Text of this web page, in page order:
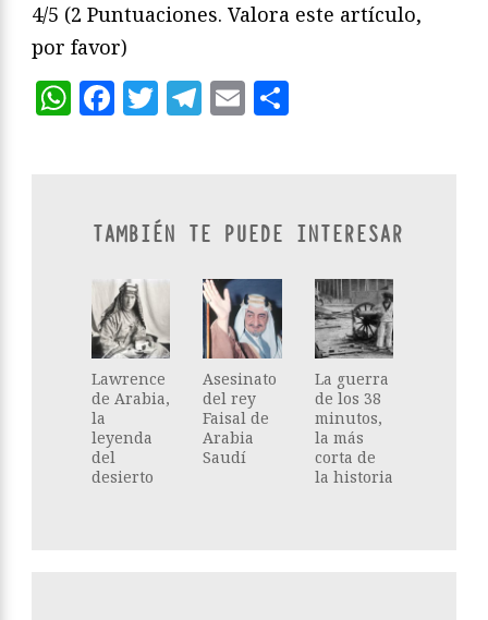
4/5 (2 Puntuaciones. Valora este artículo,
por favor)
WhatsApp
Facebook
Twitter
Telegram
Email
TAMBIÉN TE PUEDE INTERESAR
Lawrence
de Arabia,
la
leyenda
del
desierto
Asesinato
del rey
Faisal de
Arabia
Saudí
La guerra
de los 38
minutos,
la más
corta de
la historia